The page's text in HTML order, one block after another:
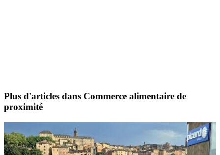
Plus d'articles dans Commerce alimentaire de
proximité